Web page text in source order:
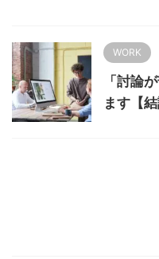
WORK
「討論
ます【